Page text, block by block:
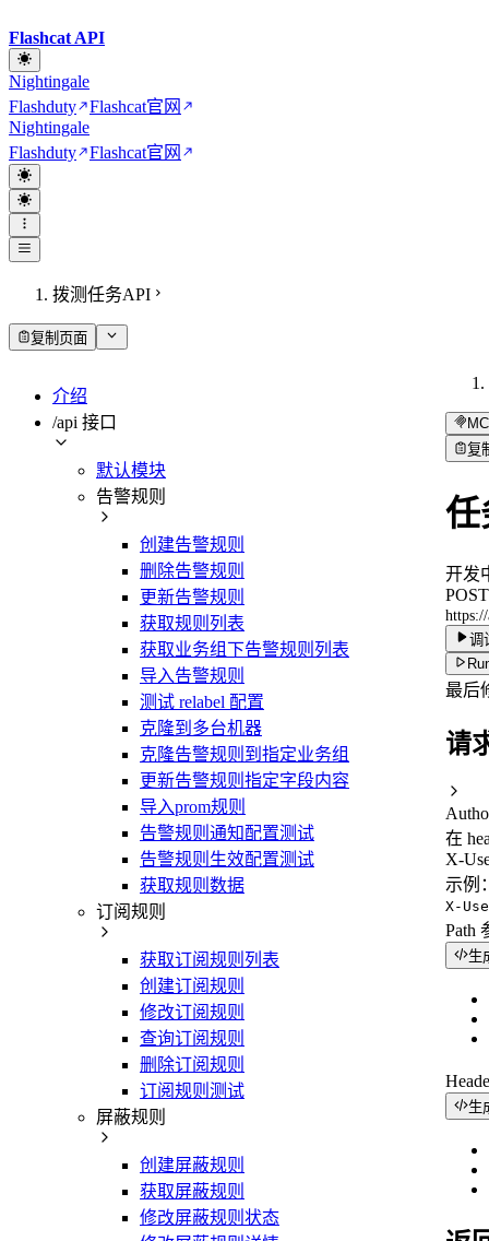
Flashcat API
Nightingale
Flashduty
Flashcat官网
Nightingale
Flashduty
Flashcat官网
拨测任务API
复制页面
介绍
/api 接口
默认模块
告警规则
创建告警规则
删除告警规则
更新告警规则
获取规则列表
获取业务组下告警规则列表
导入告警规则
测试 relabel 配置
克隆到多台机器
克隆告警规则到指定业务组
更新告警规则指定字段内容
导入prom规则
告警规则通知配置测试
告警规则生效配置测试
获取规则数据
订阅规则
获取订阅规则列表
创建订阅规则
修改订阅规则
查询订阅规则
删除订阅规则
订阅规则测试
屏蔽规则
创建屏蔽规则
获取屏蔽规则
修改屏蔽规则状态
复
任
开发
POST
调
最后
请
在
X-
示例
X-
Path
生
生